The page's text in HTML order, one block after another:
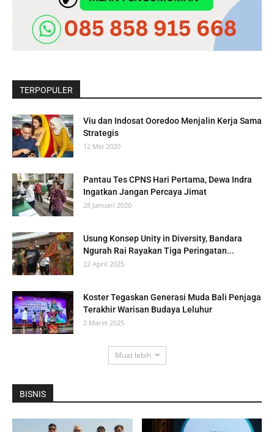
TERPOPULER
Viu dan Indosat Ooredoo Menjalin Kerja Sama
Strategis
12 Mei 2020
Pantau Tes CPNS Hari Pertama, Dewa Indra
Ingatkan Jangan Percaya Jimat
28 Januari 2020
Usung Konsep Unity in Diversity, Bandara
Ngurah Rai Rayakan Tiga Peringatan...
22 April 2025
Koster Tegaskan Generasi Muda Bali Penjaga
Terakhir Warisan Budaya Leluhur
2 Maret 2025
Muat lebih
BISNIS